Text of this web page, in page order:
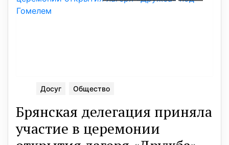
Досуг Общество
Брянская делегация приняла
участие в церемонии